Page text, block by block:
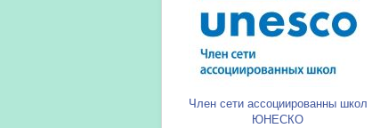
Член сети ассоциированны школ
ЮНЕСКО